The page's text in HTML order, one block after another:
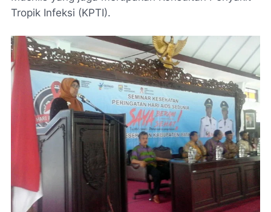
Tropik Infeksi (KPTI).